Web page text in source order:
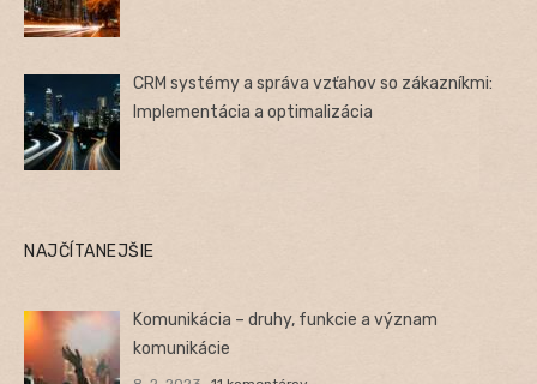
CRM systémy a správa vzťahov so zákazníkmi:
Implementácia a optimalizácia
NAJČÍTANEJŠIE
Komunikácia – druhy, funkcie a význam
komunikácie